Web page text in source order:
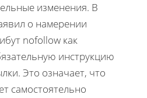
изменения. В
о намерении
nofollow как
инструкцию
Это означает, что
самостоятельно